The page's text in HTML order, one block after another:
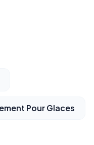
Pour Glaces